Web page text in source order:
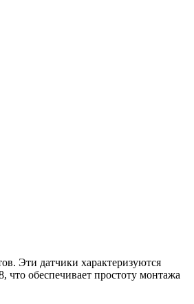
Эти датчики характеризуются
обеспечивает простоту монтажа